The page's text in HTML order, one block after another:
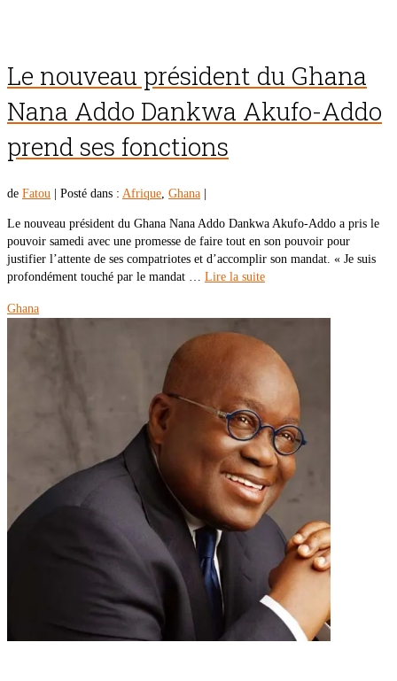
Le nouveau président du Ghana
Nana Addo Dankwa Akufo-Addo
prend ses fonctions
de Fatou Posté dans : Afrique Ghana
Le nouveau président du Ghana Nana Addo Dankwa Akufo-Addo a pris le
pouvoir samedi avec une promesse de faire tout en son pouvoir pour
justifier l’attente de ses compatriotes et d’accomplir son mandat. « Je suis
profondément touché par le mandat … Lire la suite
Ghana